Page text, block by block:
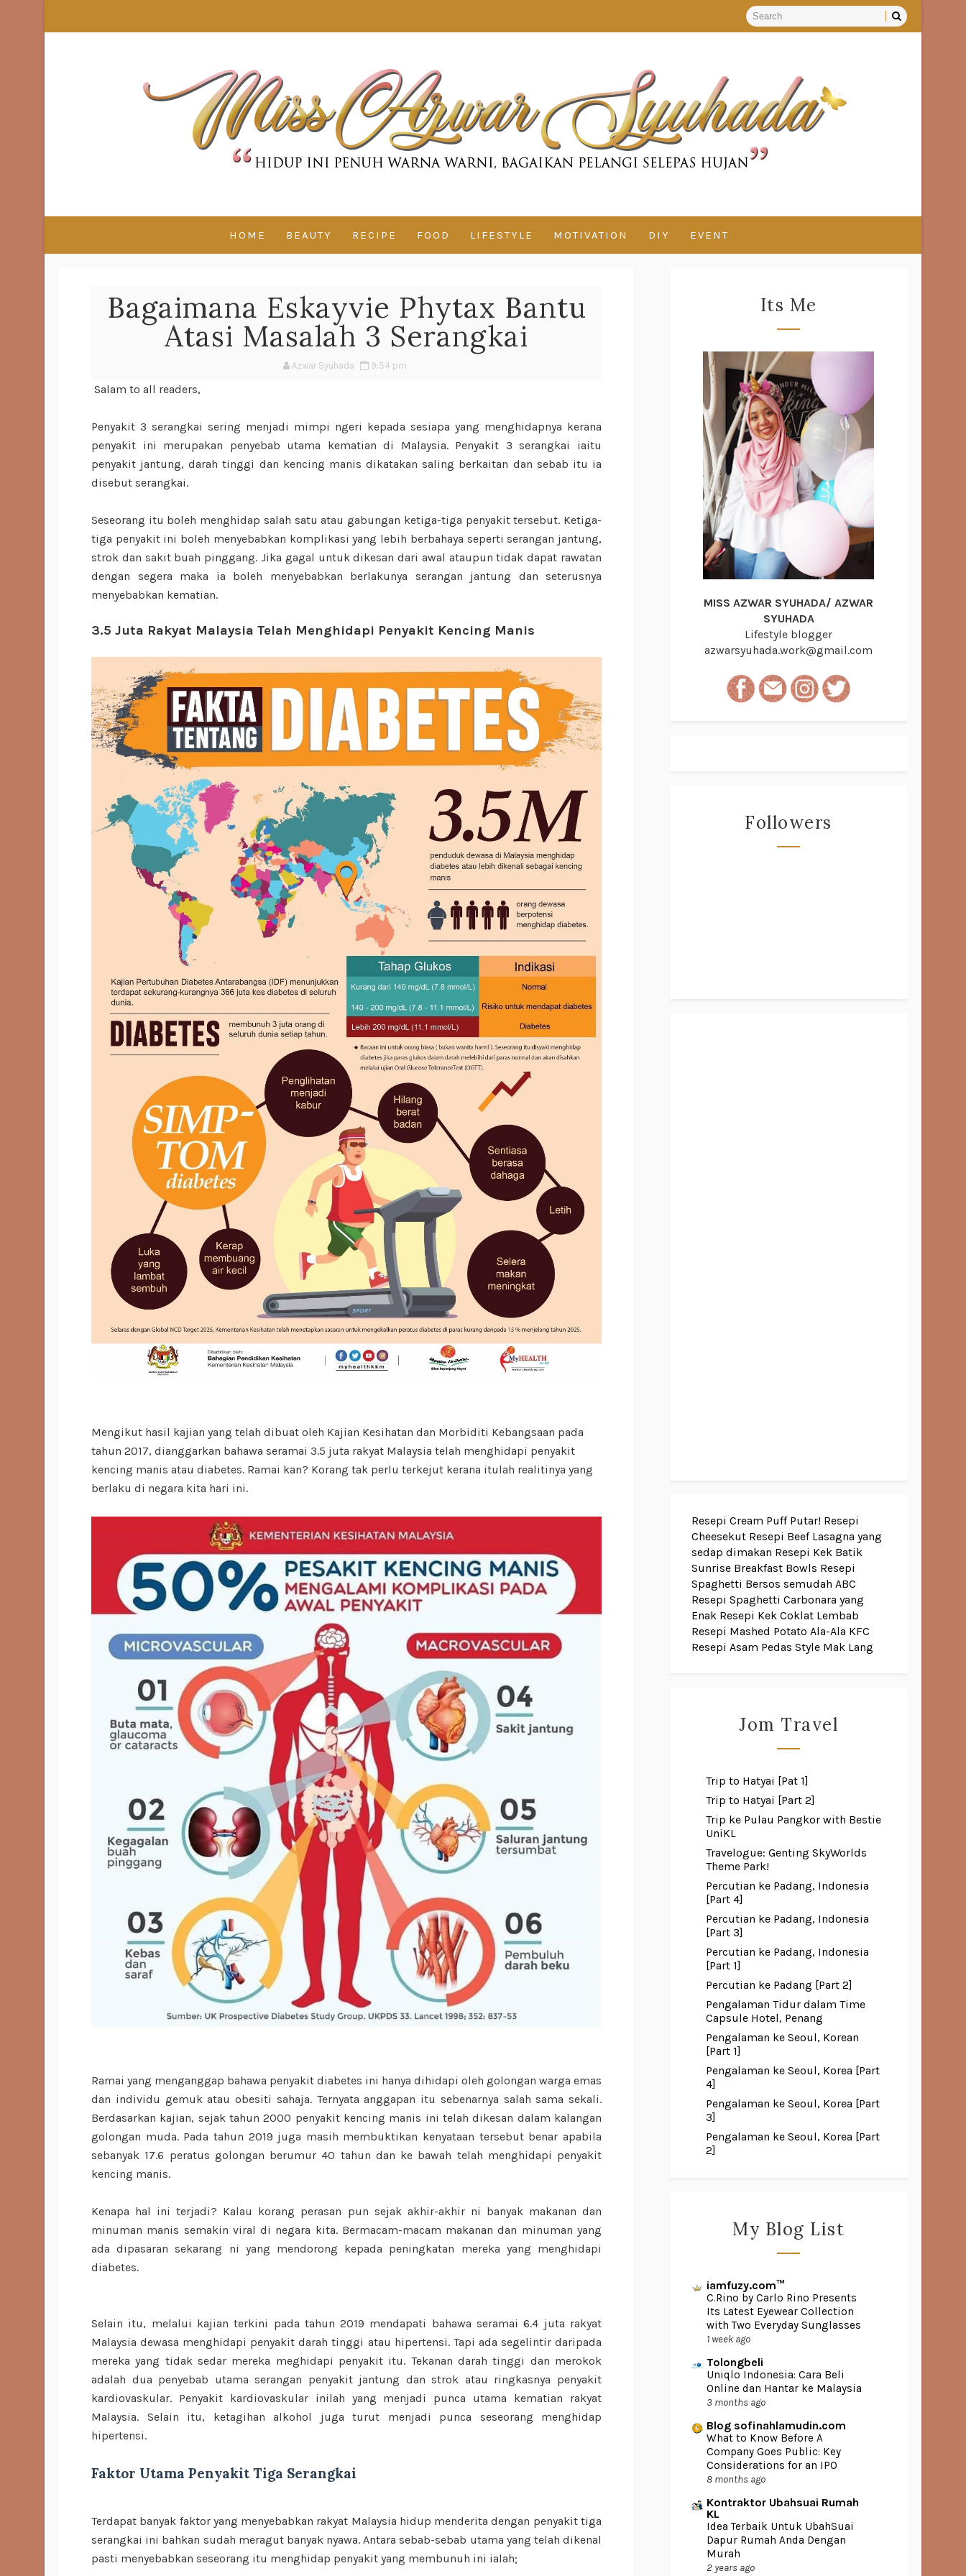
HOME BEAUTY RECIPE FOOD LIFESTYLE MOTIVATION DIY EVENT
Bagaimana Eskayvie Phytax Bantu
Atasi Masalah 3 Serangkai
Azwar Syuhada 9:54 pm
Salam to all readers,
Penyakit 3 serangkai sering menjadi mimpi ngeri kepada sesiapa yang menghidapnya kerana
penyakit ini merupakan penyebab utama kematian di Malaysia. Penyakit 3 serangkai iaitu
penyakit jantung, darah tinggi dan kencing manis dikatakan saling berkaitan dan sebab itu ia
disebut serangkai.
Seseorang itu boleh menghidap salah satu atau gabungan ketiga-tiga penyakit tersebut. Ketiga-
tiga penyakit ini boleh menyebabkan komplikasi yang lebih berbahaya seperti serangan jantung,
strok dan sakit buah pinggang. Jika gagal untuk dikesan dari awal ataupun tidak dapat rawatan
dengan segera maka ia boleh menyebabkan berlakunya serangan jantung dan seterusnya
menyebabkan kematian.
3.5 Juta Rakyat Malaysia Telah Menghidapi Penyakit Kencing Manis
Mengikut hasil kajian yang telah dibuat oleh Kajian Kesihatan dan Morbiditi Kebangsaan pada
tahun 2017, dianggarkan bahawa seramai 3.5 juta rakyat Malaysia telah menghidapi penyakit
kencing manis atau diabetes. Ramai kan? Korang tak perlu terkejut kerana itulah realitinya yang
berlaku di negara kita hari ini.
Ramai yang menganggap bahawa penyakit diabetes ini hanya dihidapi oleh golongan warga emas
dan individu gemuk atau obesiti sahaja. Ternyata anggapan itu sebenarnya salah sama sekali.
Berdasarkan kajian, sejak tahun 2000 penyakit kencing manis ini telah dikesan dalam kalangan
golongan muda. Pada tahun 2019 juga masih membuktikan kenyataan tersebut benar apabila
sebanyak 17.6 peratus golongan berumur 40 tahun dan ke bawah telah menghidapi penyakit
kencing manis.
Kenapa hal ini terjadi? Kalau korang perasan pun sejak akhir-akhir ni banyak makanan dan
minuman manis semakin viral di negara kita. Bermacam-macam makanan dan minuman yang
ada dipasaran sekarang ni yang mendorong kepada peningkatan mereka yang menghidapi
diabetes.
Selain itu, melalui kajian terkini pada tahun 2019 mendapati bahawa seramai 6.4 juta rakyat
Malaysia dewasa menghidapi penyakit darah tinggi atau hipertensi. Tapi ada segelintir daripada
mereka yang tidak sedar mereka meghidapi penyakit itu. Tekanan darah tinggi dan merokok
adalah dua penyebab utama serangan penyakit jantung dan strok atau ringkasnya penyakit
kardiovaskular. Penyakit kardiovaskular inilah yang menjadi punca utama kematian rakyat
Malaysia. Selain itu, ketagihan alkohol juga turut menjadi punca seseorang menghidap
hipertensi.
Faktor Utama Penyakit Tiga Serangkai
Terdapat banyak faktor yang menyebabkan rakyat Malaysia hidup menderita dengan penyakit tiga
serangkai ini bahkan sudah meragut banyak nyawa. Antara sebab-sebab utama yang telah dikenal
pasti menyebabkan seseorang itu menghidap penyakit yang membunuh ini ialah;
Its Me
MISS AZWAR SYUHADA/ AZWAR
SYUHADA
Lifestyle blogger
azwarsyuhada.work@gmail.com
Followers
Resepi Cream Puff Putar! Resepi
Cheesekut Resepi Beef Lasagna yang
sedap dimakan Resepi Kek Batik
Sunrise Breakfast Bowls Resepi
Spaghetti Bersos semudah ABC
Resepi Spaghetti Carbonara yang
Enak Resepi Kek Coklat Lembab
Resepi Mashed Potato Ala-Ala KFC
Resepi Asam Pedas Style Mak Lang
Jom Travel
Trip to Hatyai [Pat 1]
Trip to Hatyai [Part 2]
Trip ke Pulau Pangkor with Bestie
UniKL
Travelogue: Genting SkyWorlds
Theme Park!
Percutian ke Padang, Indonesia
[Part 4]
Percutian ke Padang, Indonesia
[Part 3]
Percutian ke Padang, Indonesia
[Part 1]
Percutian ke Padang [Part 2]
Pengalaman Tidur dalam Time
Capsule Hotel, Penang
Pengalaman ke Seoul, Korean
[Part 1]
Pengalaman ke Seoul, Korea [Part
4]
Pengalaman ke Seoul, Korea [Part
3]
Pengalaman ke Seoul, Korea [Part
2]
My Blog List
iamfuzy.com™
C.Rino by Carlo Rino Presents
Its Latest Eyewear Collection
with Two Everyday Sunglasses
1 week ago
Tolongbeli
Uniqlo Indonesia: Cara Beli
Online dan Hantar ke Malaysia
3 months ago
Blog sofinahlamudin.com
What to Know Before A
Company Goes Public: Key
Considerations for an IPO
8 months ago
Kontraktor Ubahsuai Rumah
KL
Idea Terbaik Untuk UbahSuai
Dapur Rumah Anda Dengan
Murah
2 years ago